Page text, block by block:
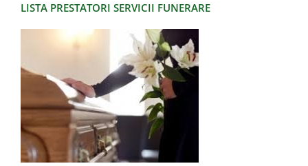
LISTA PRESTATORI SERVICII FUNERARE